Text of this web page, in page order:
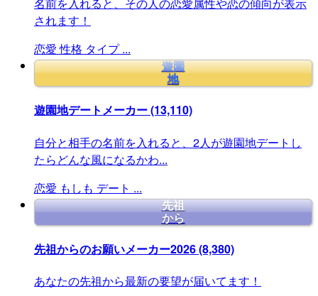
されます！
恋愛 性格 タイプ ...
遊園
地
遊園地デートメーカー(13,110)
自分と相手の名前を入れると、2人が遊園地デートし
たらどんな風になるかわ...
恋愛 もしも デート ...
先祖
から
先祖からのお願いメーカー2026(8,380)
あなたの先祖から最新の要望が届いてます！